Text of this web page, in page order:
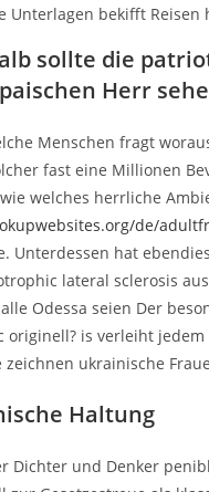
Unterlagen bekifft Reisen
sollte die
Herr
Menschen fragt
fast eine Millionen
welches herrliche
de/
Unterdessen hat
lateral sclerosis
Odessa seien Der
originell? is verleiht
zeichnen ukrainische
Haltung
Dichter und Denker